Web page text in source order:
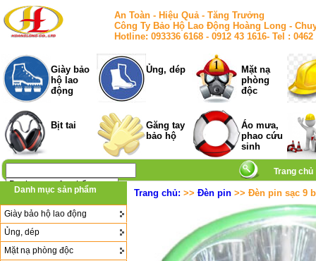
An Toàn - Hiệu Quả - Tăng Trưởng
Công Ty Bảo Hộ Lao Động Hoàng Long -
Hotline: 093336 6168 - 0912 43 1616- Tel :
Giày bảo
hộ lao
động
Ủng, dép
Mặt nạ
phòng
độc
Bịt tai
Găng tay
bảo hộ
Áo mưa,
phao cứu
sinh
Trang chủ
Danh mục sản phẩm
Giày bảo hộ lao động
Ủng, dép
Mặt nạ phòng độc
Trang chủ: >> Đèn pin >> Đèn pin sạc 9